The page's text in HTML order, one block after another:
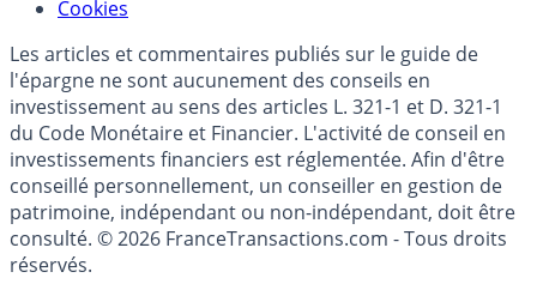
Mise à jour de données financières
Cookies
Les articles et commentaires publiés sur le guide de
l'épargne ne sont aucunement des conseils en
investissement au sens des articles L. 321-1 et D. 321-1
du Code Monétaire et Financier. L'activité de conseil en
investissements financiers est réglementée. Afin d'être
conseillé personnellement, un conseiller en gestion de
patrimoine, indépendant ou non-indépendant, doit être
consulté. © 2026 FranceTransactions.com - Tous droits